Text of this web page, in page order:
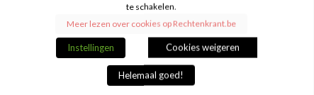
te schakelen.
Meer lezen over cookies op Rechtenkrant.be
Instellingen Cookies weigeren
Helemaal goed!